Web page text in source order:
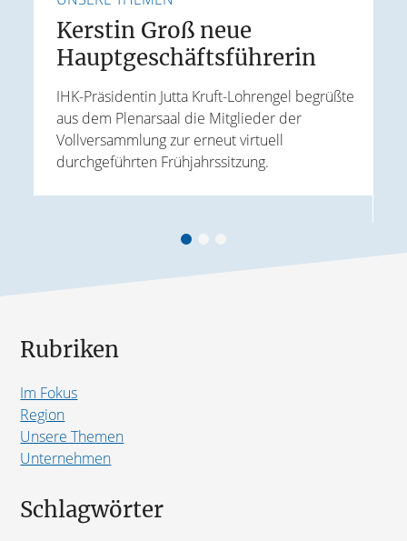
Kerstin Groß neue
Hauptgeschäftsführerin
IHK-Präsidentin Jutta Kruft-Lohrengel begrüßte
aus dem Plenarsaal die Mitglieder der
Vollversammlung zur erneut virtuell
durchgeführten Frühjahrssitzung.
Rubriken
Im Fokus
Region
Unsere Themen
Unternehmen
Schlagwörter